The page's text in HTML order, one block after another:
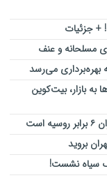
+ جزئیات
مسلحانه و عنف
می‌رسد
بازار، بیت‌کوین
بروید
سیاه نشست!